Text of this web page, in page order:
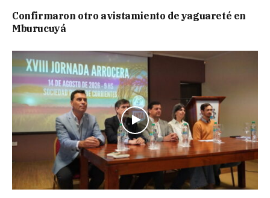
Confirmaron otro avistamiento de yaguareté en
Mburucuyá